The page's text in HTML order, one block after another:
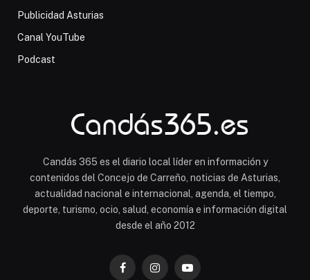
Publicidad Asturias
Canal YouTube
Podcast
Candás 365 es el diario local líder en información y
contenidos del Concejo de Carreño, noticias de Asturias,
actualidad nacional e internacional, agenda, el tiempo,
deporte, turismo, ocio, salud, economía e información digital
desde el año 2012
FacebookInstagramYouTube